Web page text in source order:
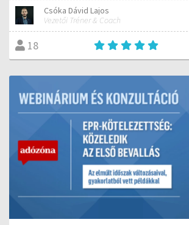
Csóka Dávid Lajos
Vezetői Tréner & Coach
18